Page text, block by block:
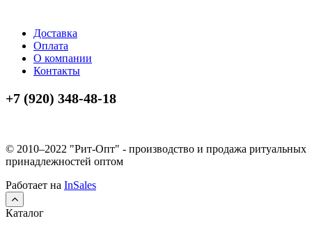
Доставка
Оплата
О компании
Контакты
+7 (920) 348-48-18
© 2010–2022 "Рит-Опт" - производство и продажа ритуальных
принадлежностей оптом
Работает на InSales
Каталог